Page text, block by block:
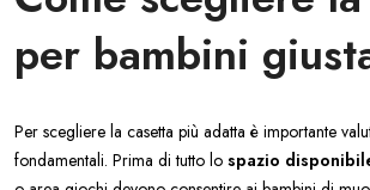
per bambini
Per scegliere la casetta più adatta è importante
fondamentali. Prima di tutto lo spazio